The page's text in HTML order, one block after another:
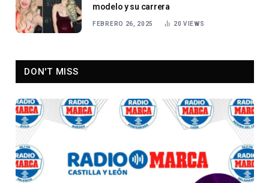
modelo y su carrera
FEBRERO 26, 2025 20VIEWS
DON'T MISS